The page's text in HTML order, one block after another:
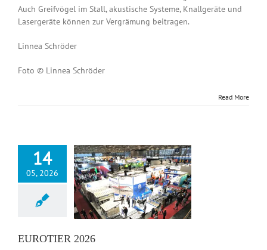
Auch Greifvögel im Stall, akustische Systeme, Knallgeräte und
Lasergeräte können zur Vergrämung beitragen.
Linnea Schröder
Foto © Linnea Schröder
Read More
14
05, 2026
EUROTIER 2026